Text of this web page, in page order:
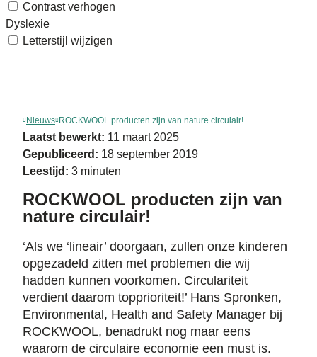
Contrast verhogen
Dyslexie
Letterstijl wijzigen
Nieuws ROCKWOOL producten zijn van nature circulair!
Laatst bewerkt: 11 maart 2025
Gepubliceerd: 18 september 2019
Leestijd: 3 minuten
ROCKWOOL producten zijn van
nature circulair!
‘Als we ‘lineair’ doorgaan, zullen onze kinderen
opgezadeld zitten met problemen die wij
hadden kunnen voorkomen. Circulariteit
verdient daarom topprioriteit!’ Hans Spronken,
Environmental, Health and Safety Manager bij
ROCKWOOL, benadrukt nog maar eens
waarom de circulaire economie een must is.